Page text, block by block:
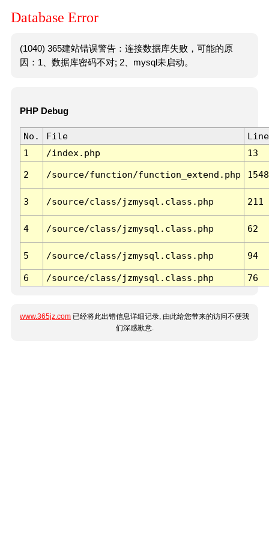
Database Error
(1040) 365建站错误警告：连接数据库失败，可能的原
因：1、数据库密码不对; 2、mysql未启动。
PHP Debug
No. File
Line
1
/index.php 13
2 /source/function/function_extend.php 1548
3 /source/class/jzmysql.class.php 211
4 /source/class/jzmysql.class.php 62
5 /source/class/jzmysql.class.php 94
6 /source/class/jzmysql.class.php 76
www.365jz.com 已经将此出错信息详细记录, 由此给您带来的访问不便我
们深感歉意.